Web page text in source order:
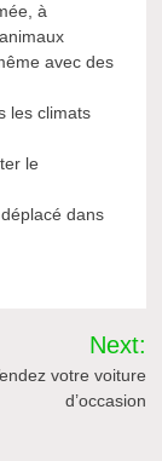
à
avec des
les climats
le
dans
Next:
votre voiture
d’occasion